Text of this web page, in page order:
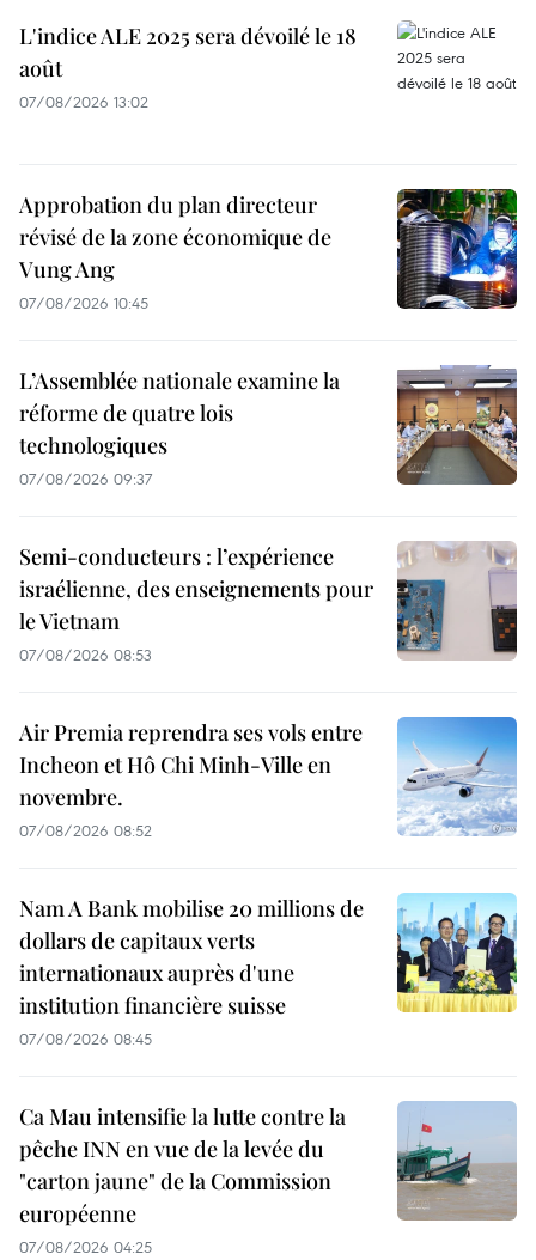
L'indice ALE 2025 sera dévoilé le 18
août
07/08/2026 13:02
Approbation du plan directeur
révisé de la zone économique de
Vung Ang
07/08/2026 10:45
L’Assemblée nationale examine la
réforme de quatre lois
technologiques
07/08/2026 09:37
Semi-conducteurs : l’expérience
israélienne, des enseignements pour
le Vietnam
07/08/2026 08:53
Air Premia reprendra ses vols entre
Incheon et Hô Chi Minh-Ville en
novembre.
07/08/2026 08:52
Nam A Bank mobilise 20 millions de
dollars de capitaux verts
internationaux auprès d'une
institution financière suisse
07/08/2026 08:45
Ca Mau intensifie la lutte contre la
pêche INN en vue de la levée du
"carton jaune" de la Commission
européenne
07/08/2026 04:25